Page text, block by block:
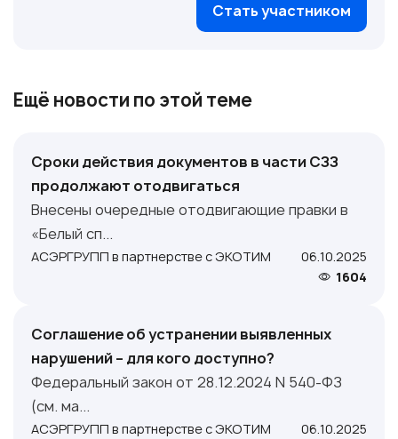
Стать участником
Ещё новости по этой теме
Сроки действия документов в части СЗЗ
продолжают отодвигаться
Внесены очередные отодвигающие правки в
«Белый сп...
АСЭРГРУПП в партнерстве с ЭКОТИМ
06.10.2025
1604
Соглашение об устранении выявленных
нарушений – для кого доступно?
Федеральный закон от 28.12.2024 N 540-ФЗ
(см. ма...
АСЭРГРУПП в партнерстве с ЭКОТИМ
06.10.2025